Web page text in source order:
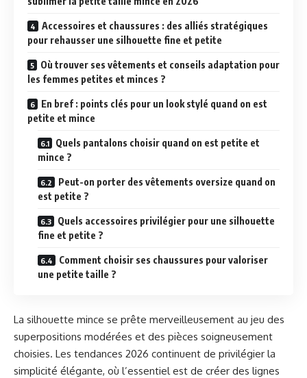
Accessoires et chaussures : des alliés stratégiques
pour rehausser une silhouette fine et petite
Où trouver ses vêtements et conseils adaptation pour
les femmes petites et minces ?
En bref : points clés pour un look stylé quand on est
petite et mince
Quels pantalons choisir quand on est petite et
mince ?
Peut-on porter des vêtements oversize quand on
est petite ?
Quels accessoires privilégier pour une silhouette
fine et petite ?
Comment choisir ses chaussures pour valoriser
une petite taille ?
La silhouette mince se prête merveilleusement au jeu des
superpositions modérées et des pièces soigneusement
choisies. Les tendances 2026 continuent de privilégier la
simplicité élégante, où l’essentiel est de créer des lignes